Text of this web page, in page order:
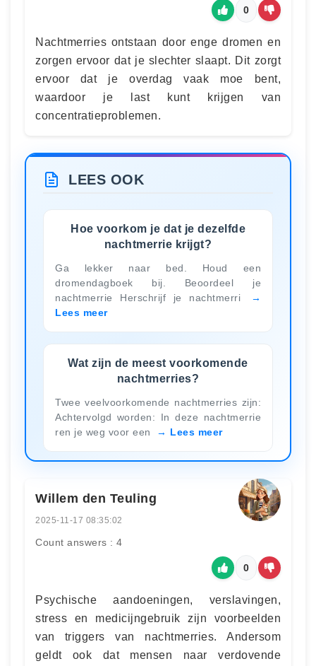
0
Nachtmerries ontstaan door enge dromen en
zorgen ervoor dat je slechter slaapt. Dit zorgt
ervoor dat je overdag vaak moe bent,
waardoor je last kunt krijgen van
concentratieproblemen.
LEES OOK
Hoe voorkom je dat je dezelfde
nachtmerrie krijgt?
Ga lekker naar bed. Houd een
dromendagboek bij. Beoordeel je
nachtmerrie Herschrijf je nachtmerri
Lees meer
Wat zijn de meest voorkomende
nachtmerries?
Twee veelvoorkomende nachtmerries zijn:
Achtervolgd worden: In deze nachtmerrie
ren je weg voor een
Lees meer
Willem den Teuling
2025-11-17 08:35:02
Count answers : 4
0
Psychische aandoeningen, verslavingen,
stress en medicijngebruik zijn voorbeelden
van triggers van nachtmerries. Andersom
geldt ook dat mensen naar verdovende